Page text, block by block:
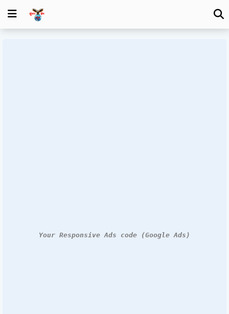
Your Responsive Ads code (Google Ads)